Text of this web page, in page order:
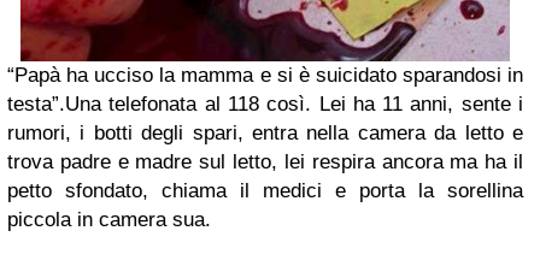
“Papà ha ucciso la mamma e si è suicidato sparandosi in
testa”.Una telefonata al 118 così. Lei ha 11 anni, sente i
rumori, i botti degli spari, entra nella camera da letto e
trova padre e madre sul letto, lei respira ancora ma ha il
petto sfondato, chiama il medici e porta la sorellina
piccola in camera sua.